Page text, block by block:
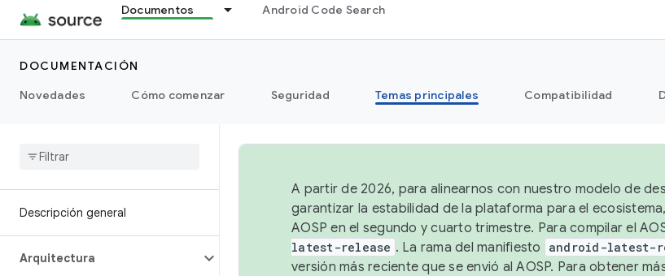
Documentos Android Code Search
DOCUMENTACIÓN
Novedades
Cómo comenzar Seguridad Temas principales Compatibilidad
Descripción general
Arquitectura
A partir de 2026, para alinearnos con nuestro modelo de
garantizar la estabilidad de la plataforma para el
AOSP en el segundo y cuarto trimestre. Para compilar el
latest-release . La rama del manifiesto android-latest-
versión más reciente que se envió al AOSP. Para obtener